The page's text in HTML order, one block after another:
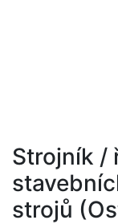
Strojník /
strojů